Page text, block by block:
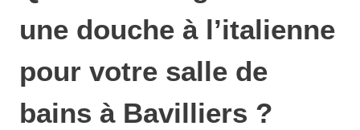
une douche à l’italienne
pour votre salle de
bains à Bavilliers ?